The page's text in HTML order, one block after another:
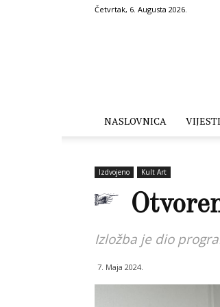
Četvrtak, 6. Augusta 2026.
NASLOVNICA VIJESTI
Izdvojeno Kult Art
Izložba je dio
7. Maja 2024.